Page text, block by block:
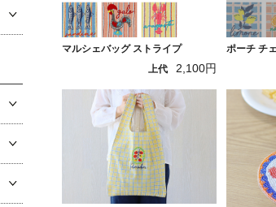
マルシェバッグ ストライプ
上代
2,100円
ポーチ チ